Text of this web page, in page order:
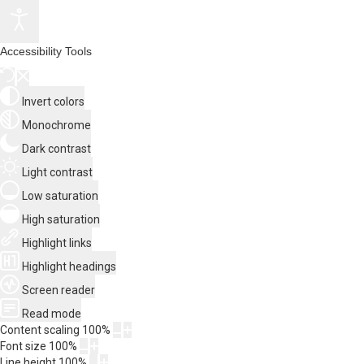
Accessibility Tools
Invert colors
Monochrome
Dark contrast
Light contrast
Low saturation
High saturation
Highlight links
Highlight headings
Screen reader
Read mode
Content scaling 100%
Font size 100%